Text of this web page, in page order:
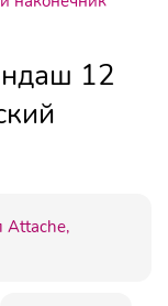
12